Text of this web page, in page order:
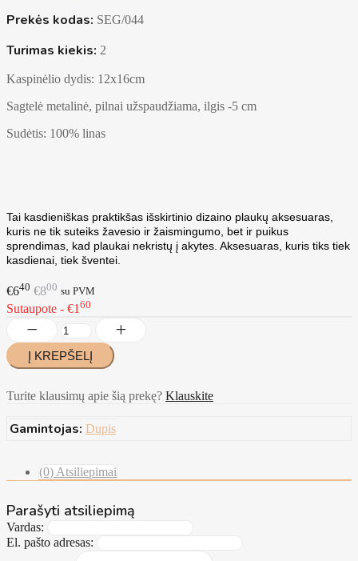
Prekės kodas: SEG/044
Turimas kiekis: 2
Kaspinėlio dydis: 12x16cm
Sagtelė metalinė, pilnai užspaudžiama, ilgis -5 cm
Sudėtis: 100% linas
Tai kasdieniškas praktikšas išskirtinio dizaino plaukų aksesuaras,
kuris ne tik suteiks žavesio ir žaismingumo, bet ir puikus
sprendimas, kad plaukai nekristų į akytes. Aksesuaras, kuris tiks tiek
kasdienai, tiek šventei.
€640 €800 su PVM
Sutaupote - €1 60
Turite klausimų apie šią prekę? Klauskite
Gamintojas: Dupis
(0) Atsiliepimai
Parašyti atsiliepimą
Vardas:
El. pašto adresas: